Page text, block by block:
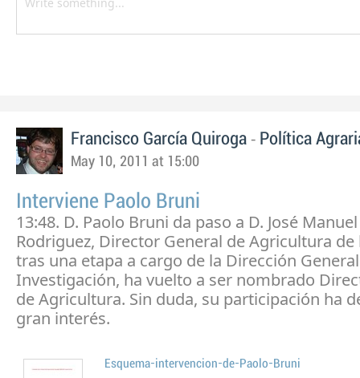
Francisco García Quiroga - Política
May 10, 2011 at 15:00
Interviene Paolo Bruni
13:48. D. Paolo Bruni da paso a D. José
Rodriguez, Director General de Agricultura de
tras una etapa a cargo de la Dirección
Investigación, ha vuelto a ser nombrado
de Agricultura. Sin duda, su participación ha
gran interés.
Esquema-intervencion-de-Paolo-Bruni